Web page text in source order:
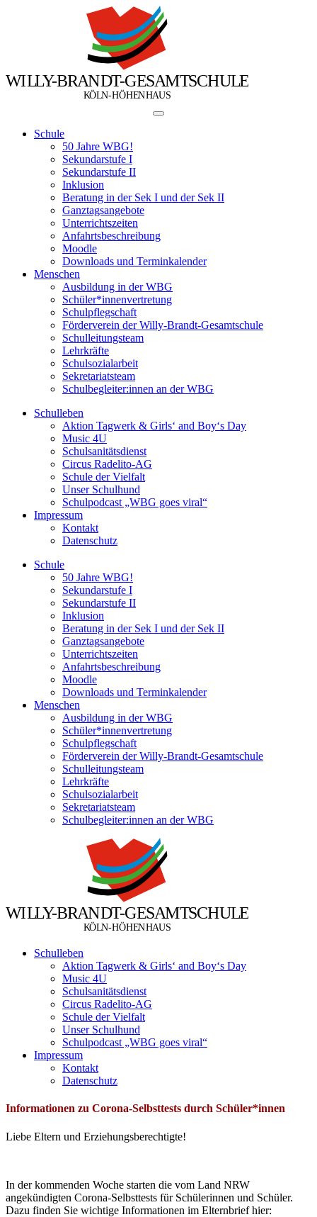
WILLY-BRANDT-GESAMTSCHULE
KÖLN-HÖHENHAUS
Schule
50 Jahre WBG!
Sekundarstufe I
Sekundarstufe II
Inklusion
Beratung in der Sek I und der Sek II
Ganztagsangebote
Unterrichtszeiten
Anfahrtsbeschreibung
Moodle
Downloads und Terminkalender
Menschen
Ausbildung in der WBG
Schüler*innenvertretung
Schulpflegschaft
Förderverein der Willy-Brandt-Gesamtschule
Schulleitungsteam
Lehrkräfte
Schulsozialarbeit
Sekretariatsteam
Schulbegleiter:innen an der WBG
Schulleben
Aktion Tagwerk & Girls‘ and Boy‘s Day
Music 4U
Schulsanitätsdienst
Circus Radelito-AG
Schule der Vielfalt
Unser Schulhund
Schulpodcast „WBG goes viral“
Impressum
Kontakt
Datenschutz
Schule
50 Jahre WBG!
Sekundarstufe I
Sekundarstufe II
Inklusion
Beratung in der Sek I und der Sek II
Ganztagsangebote
Unterrichtszeiten
Anfahrtsbeschreibung
Moodle
Downloads und Terminkalender
Menschen
Ausbildung in der WBG
Schüler*innenvertretung
Schulpflegschaft
Förderverein der Willy-Brandt-Gesamtschule
Schulleitungsteam
Lehrkräfte
Schulsozialarbeit
Sekretariatsteam
Schulbegleiter:innen an der WBG
WILLY-BRANDT-GESAMTSCHULE
KÖLN-HÖHENHAUS
Schulleben
Aktion Tagwerk & Girls‘ and Boy‘s Day
Music 4U
Schulsanitätsdienst
Circus Radelito-AG
Schule der Vielfalt
Unser Schulhund
Schulpodcast „WBG goes viral“
Impressum
Kontakt
Datenschutz
Informationen zu Corona-Selbsttests durch Schüler*innen
Liebe Eltern und Erziehungsberechtigte!
In der kommenden Woche starten die vom Land NRW
angekündigten Corona-Selbsttests für Schülerinnen und Schüler.
Dazu finden Sie wichtige Informationen im Elternbrief hier: